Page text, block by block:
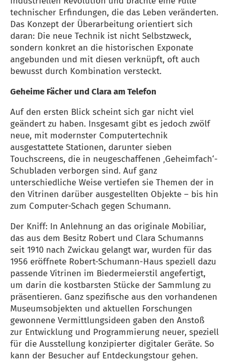
technischer Erfindungen, die das Leben veränderten.
Das Konzept der Überarbeitung orientiert sich
daran: Die neue Technik ist nicht Selbstzweck,
sondern konkret an die historischen Exponate
angebunden und mit diesen verknüpft, oft auch
bewusst durch Kombination versteckt.
Geheime Fächer und Clara am Telefon
Auf den ersten Blick scheint sich gar nicht viel
geändert zu haben. Insgesamt gibt es jedoch zwölf
neue, mit modernster Computertechnik
ausgestattete Stationen, darunter sieben
Touchscreens, die in neugeschaffenen ‚Geheimfach‘-
Schubladen verborgen sind. Auf ganz
unterschiedliche Weise vertiefen sie Themen der in
den Vitrinen darüber ausgestellten Objekte – bis hin
zum Computer-Schach gegen Schumann.
Der Kniff: In Anlehnung an das originale Mobiliar,
das aus dem Besitz Robert und Clara Schumanns
seit 1910 nach Zwickau gelangt war, wurden für das
1956 eröffnete Robert-Schumann-Haus speziell dazu
passende Vitrinen im Biedermeierstil angefertigt,
um darin die kostbarsten Stücke der Sammlung zu
präsentieren. Ganz spezifische aus den vorhandenen
Museumsobjekten und aktuellen Forschungen
gewonnene Vermittlungsideen gaben den Anstoß
zur Entwicklung und Programmierung neuer, speziell
für die Ausstellung konzipierter digitaler Geräte. So
kann der Besucher auf Entdeckungstour gehen.